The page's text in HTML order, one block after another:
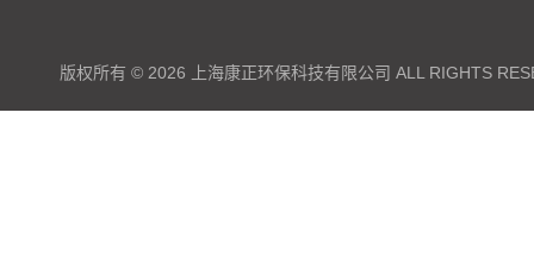
版权所有 © 2026 上海康正环保科技有限公司 ALL RIGHTS